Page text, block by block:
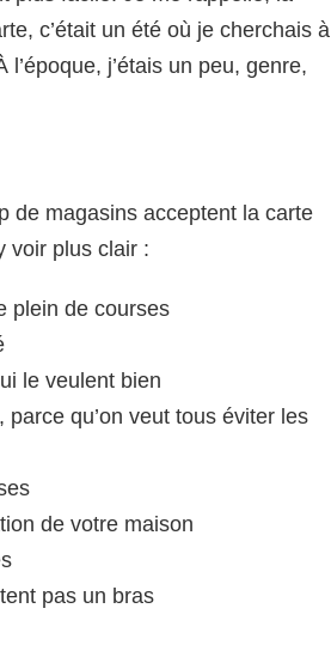
c’était un été où je cherchais à
j’étais un peu, genre,
de magasins acceptent la carte
voir plus clair :
plein de courses
le veulent bien
qu’on veut tous éviter les
de votre maison
pas un bras